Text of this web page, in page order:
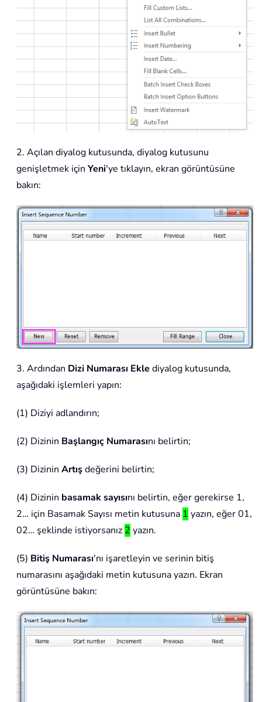
2. Açılan diyalog kutusunda, diyalog kutusunu
genişletmek için Yeni'ye tıklayın, ekran görüntüsüne
bakın:
3. Ardından Dizi Numarası Ekle diyalog kutusunda,
aşağıdaki işlemleri yapın:
(1) Diziyi adlandırın;
(2) Dizinin Başlangıç Numarasını belirtin;
(3) Dizinin Artışdeğerini belirtin;
(4) Dizinin basamak sayısını belirtin, eğer gerekirse 1,
2… için Basamak Sayısı metin kutusuna 1 yazın, eğer 01,
02… şeklinde istiyorsanız 2 yazın.
(5) Bitiş Numarası'nı işaretleyin ve serinin bitiş
numarasını aşağıdaki metin kutusuna yazın. Ekran
görüntüsüne bakın: